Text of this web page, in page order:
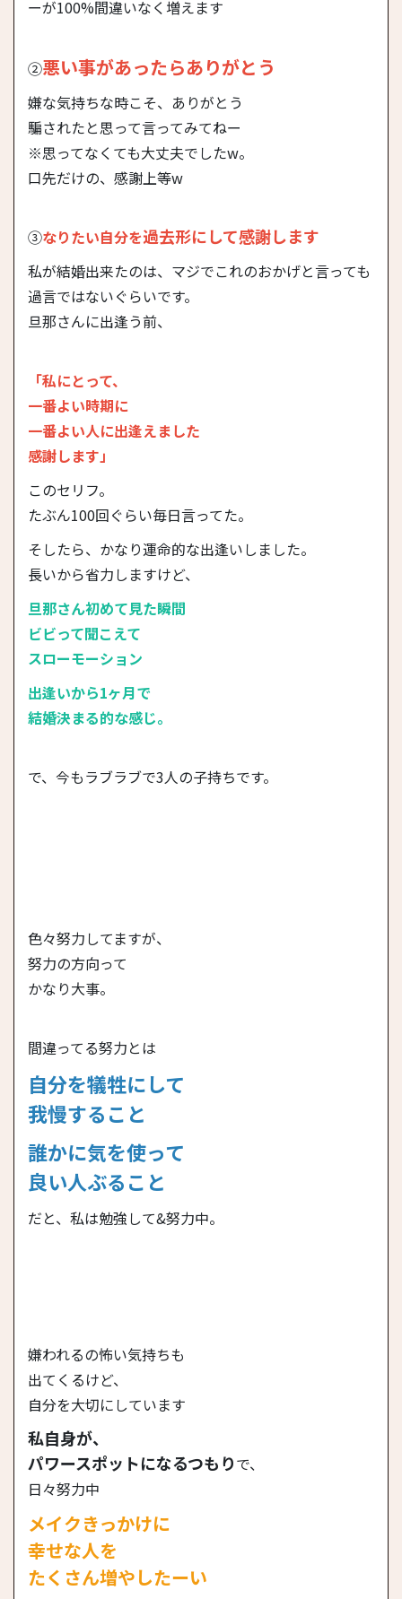
ーが100%間違いなく増えます
②悪い事があったらありがとう
嫌な気持ちな時こそ、ありがとう
騙されたと思って言ってみてねー
※思ってなくても大丈夫でしたw。
口先だけの、感謝上等w
③なりたい自分を過去形にして感謝します
私が結婚出来たのは、マジでこれのおかげと言っても
過言ではないぐらいです。
旦那さんに出逢う前、
「私にとって、
一番よい時期に
一番よい人に出逢えました
感謝します」
このセリフ。
たぶん100回ぐらい毎日言ってた。
そしたら、かなり運命的な出逢いしました。
長いから省力しますけど、
旦那さん初めて見た瞬間
ビビって聞こえて
スローモーション
出逢いから1ヶ月で
結婚決まる的な感じ。
で、今もラブラブで3人の子持ちです。
色々努力してますが、
努力の方向って
かなり大事。
間違ってる努力とは
自分を犠牲にして
我慢すること
誰かに気を使って
良い人ぶること
だと、私は勉強して&努力中。
嫌われるの怖い気持ちも
出てくるけど、
自分を大切にしています
私自身が、
パワースポットになるつもりで、
日々努力中
メイクきっかけに
幸せな人を
たくさん増やしたーい